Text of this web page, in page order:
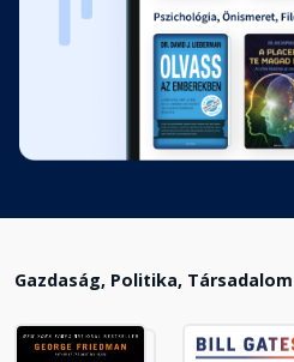
Gazdaság, Politika, Társadalom